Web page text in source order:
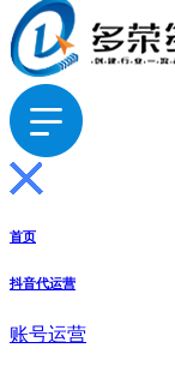
首页
抖音代运营
账号运营